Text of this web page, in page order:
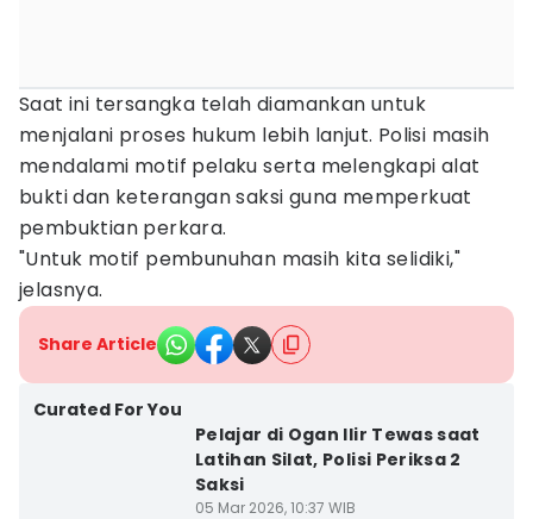
Saat ini tersangka telah diamankan untuk
menjalani proses hukum lebih lanjut. Polisi masih
mendalami motif pelaku serta melengkapi alat
bukti dan keterangan saksi guna memperkuat
pembuktian perkara.
"Untuk motif pembunuhan masih kita selidiki,"
jelasnya.
Share Article
Curated For You
Pelajar di Ogan Ilir Tewas saat
Latihan Silat, Polisi Periksa 2
Saksi
05 Mar 2026, 10:37 WIB